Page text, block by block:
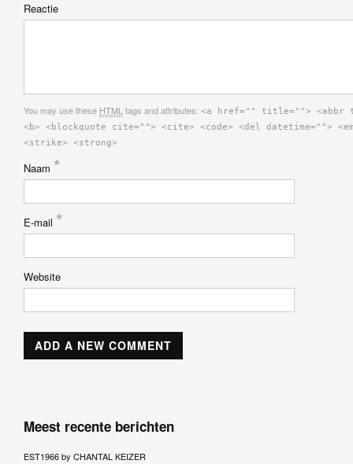
Reactie
You may use these HTML tags and attributes: <a href="" title=""> <abbr
<b> <blockquote cite=""> <cite> <code> <del datetime="">
<strike> <strong>
Naam *
E-mail *
Website
Meest recente berichten
EST1966 by CHANTAL KEIZER